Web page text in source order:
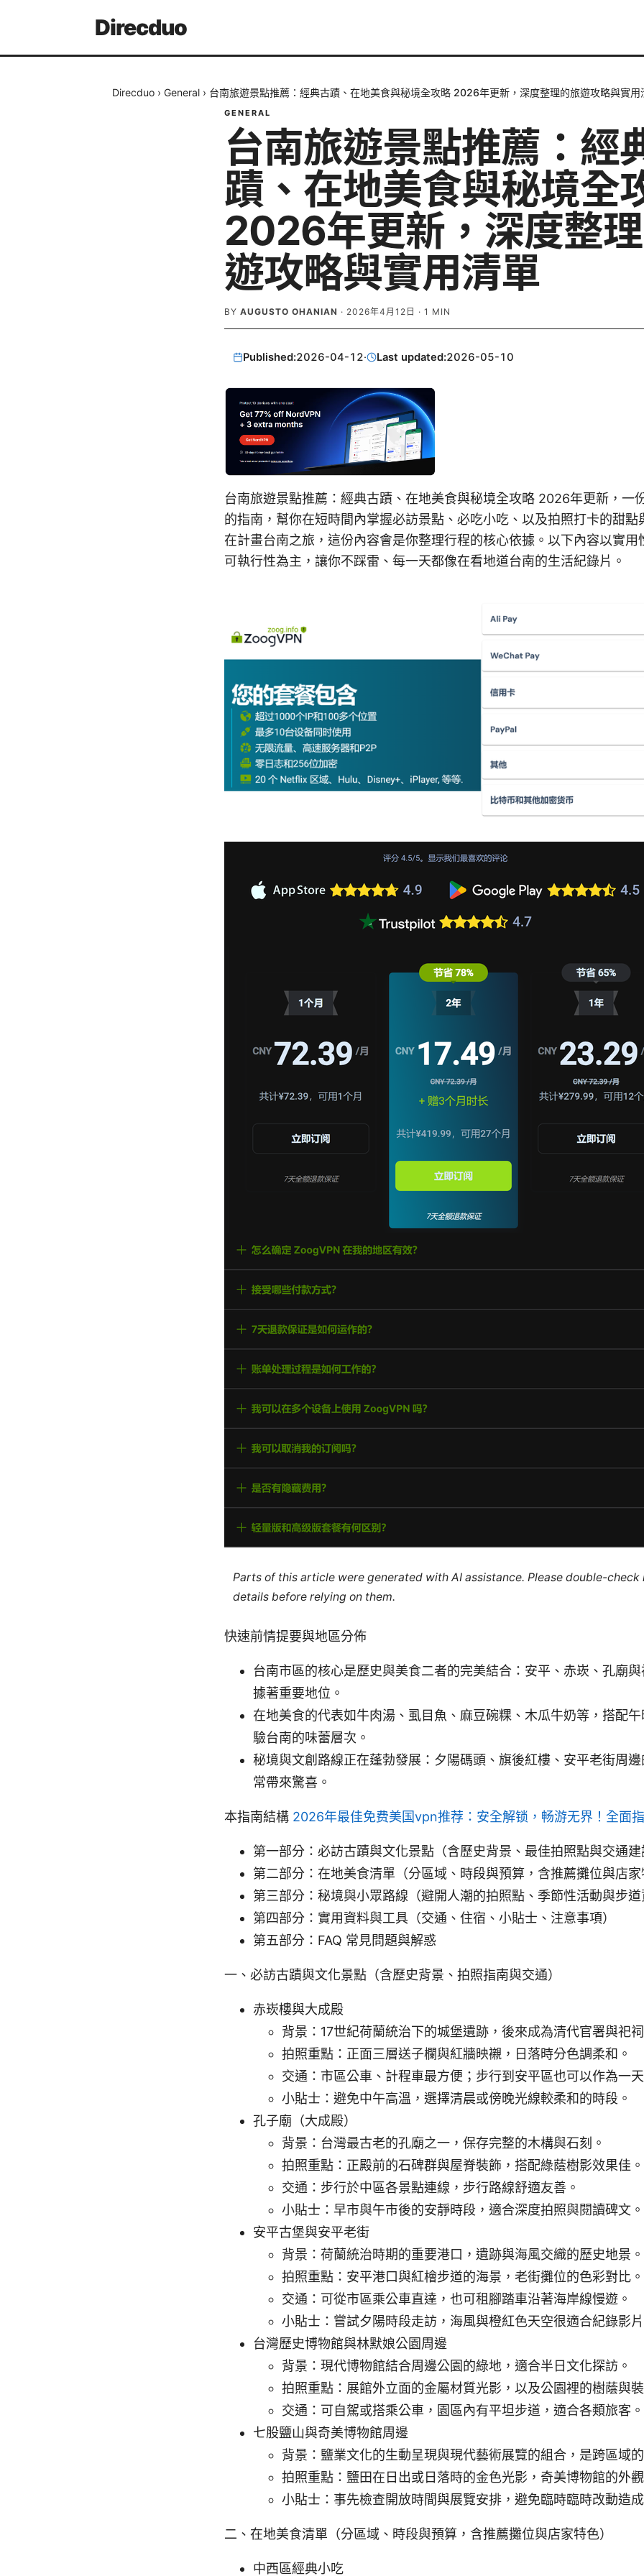
Direcduo
Direcduo › General › 台南旅遊景點推薦：經典古蹟、在地美食與秘境全攻略 2026年更新，深度整理的旅遊攻略與實用
GENERAL
台南旅遊景點推薦：經
蹟、在地美食與秘境全
2026年更新，深度整
遊攻略與實用清單
BY AUGUSTO OHANIAN · 2026年4月12日 · 1 MIN
Published:2026-04-12· Last updated:2026-05-10
台南旅遊景點推薦：經典古蹟、在地美食與秘境全攻略 2026年更新，一
的指南，幫你在短時間內掌握必訪景點、必吃小吃、以及拍照打卡的甜點
在計畫台南之旅，這份內容會是你整理行程的核心依據。以下內容以實用
可執行性為主，讓你不踩雷、每一天都像在看地道台南的生活紀錄片。
Parts of this article were generated with AI assistance. Please double-
details before relying on them.
快速前情提要與地區分佈
台南市區的核心是歷史與美食二者的完美結合：安平、赤崁、孔廟
據著重要地位。
在地美食的代表如牛肉湯、虱目魚、麻豆碗粿、木瓜牛奶等，搭配
驗台南的味蕾層次。
秘境與文創路線正在蓬勃發展：夕陽碼頭、旗後紅樓、安平老街周
常帶來驚喜。
本指南結構 2026年最佳免费美国vpn推荐：安全解锁，畅游无界！全面
第一部分：必訪古蹟與文化景點（含歷史背景、最佳拍照點與交通建
第二部分：在地美食清單（分區域、時段與預算，含推薦攤位與店家
第三部分：秘境與小眾路線（避開人潮的拍照點、季節性活動與步道
第四部分：實用資料與工具（交通、住宿、小貼士、注意事項）
第五部分：FAQ 常見問題與解惑
一、必訪古蹟與文化景點（含歷史背景、拍照指南與交通）
赤崁樓與大成殿
背景：17世紀荷蘭統治下的城堡遺跡，後來成為清代官署與祀
拍照重點：正面三層送子欄與紅牆映襯，日落時分色調柔和。
交通：市區公車、計程車最方便；步行到安平區也可以作為一
小貼士：避免中午高溫，選擇清晨或傍晚光線較柔和的時段。
孔子廟（大成殿）
背景：台灣最古老的孔廟之一，保存完整的木構與石刻。
拍照重點：正殿前的石碑群與屋脊裝飾，搭配綠蔭樹影效果佳。
交通：步行於中區各景點連線，步行路線舒適友善。
小貼士：早市與午市後的安靜時段，適合深度拍照與閱讀碑文。
安平古堡與安平老街
背景：荷蘭統治時期的重要港口，遺跡與海風交織的歷史地景。
拍照重點：安平港口與紅檜步道的海景，老街攤位的色彩對比。
交通：可從市區乘公車直達，也可租腳踏車沿著海岸線慢遊。
小貼士：嘗試夕陽時段走訪，海風與橙紅色天空很適合紀錄影片
台灣歷史博物館與林默娘公園周邊
背景：現代博物館結合周邊公園的綠地，適合半日文化探訪。
拍照重點：展館外立面的金屬材質光影，以及公園裡的樹蔭與裝
交通：可自駕或搭乘公車，園區內有平坦步道，適合各類旅客。
七股鹽山與奇美博物館周邊
背景：鹽業文化的生動呈現與現代藝術展覽的組合，是跨區域
拍照重點：鹽田在日出或日落時的金色光影，奇美博物館的外觀
小貼士：事先檢查開放時間與展覽安排，避免臨時臨時改動造成
二、在地美食清單（分區域、時段與預算，含推薦攤位與店家特色）
中西區經典小吃